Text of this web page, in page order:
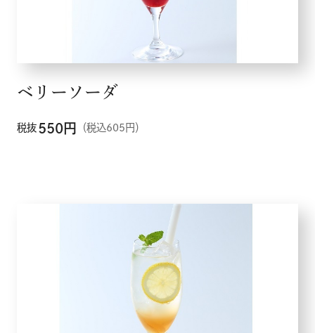
ベリーソーダ
税抜 550円 （税込605円）